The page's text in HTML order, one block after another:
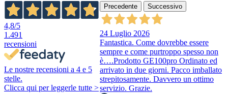
4,8/5
1.491
recensioni
Le nostre recensioni a 4 e 5
stelle.
Clicca qui per leggerle tutte >
Precedente Successivo
24 Luglio 2026
Fantastica. Come dovrebbe essere
sempre e come purtroppo spesso non
è….Prodotto GE100pro Ordinato ed
arrivato in due giorni. Pacco imballato
strepitosamente. Davvero un ottimo
servizio. Grazie.